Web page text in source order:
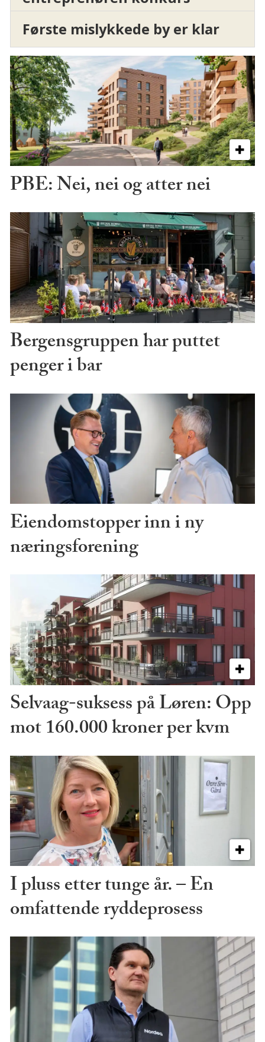
Første mislykkede by er klar
PBE: Nei, nei og atter nei
Bergensgruppen har puttet
penger i bar
Eiendomstopper inn i ny
næringsforening
Selvaag-suksess på Løren: Opp
mot 160.000 kroner per kvm
I pluss etter tunge år. – En
omfattende ryddeprosess